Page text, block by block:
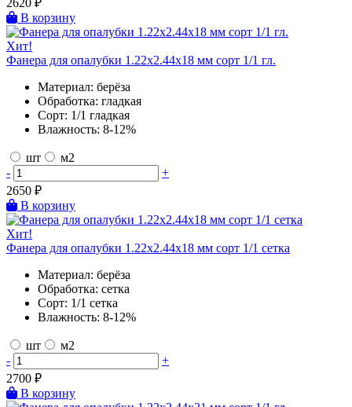
В корзину
Хит!
Фанера для опалубки 1.22х2.44х18 мм сорт 1/1 гл.
Материал: берёза
Обработка: гладкая
Сорт: 1/1 гладкая
Влажность: 8-12%
шт
м2
-
+
2650 ₽
В корзину
Хит!
Фанера для опалубки 1.22х2.44х18 мм сорт 1/1 сетка
Материал: берёза
Обработка: сетка
Сорт: 1/1 сетка
Влажность: 8-12%
шт
м2
-
+
2700 ₽
В корзину